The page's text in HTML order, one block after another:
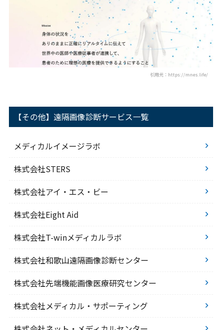
引用元：https://mnes.life/
【その他】遠隔画像診断サービス一覧
メディカルイメージラボ
株式会社STERS
株式会社アイ・エス・ビー
株式会社Eight Aid
株式会社T-winメディカルラボ
株式会社和歌山遠隔画像診断センター
株式会社先端機能画像医療研究センター
株式会社メディカル・サポーティング